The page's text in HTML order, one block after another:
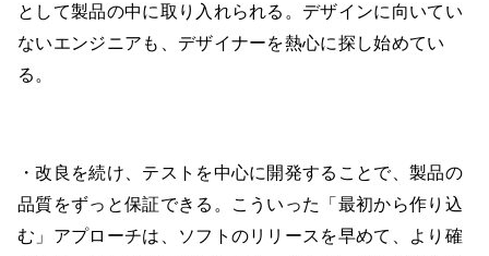
として製品の中に取り入れられる。デザインに向いてい
ないエンジニアも、デザイナーを熱心に探し始めてい
る。
・改良を続け、テストを中心に開発することで、製品の
品質をずっと保証できる。こういった「最初から作り込
む」アプローチは、ソフトのリリースを早めて、より確